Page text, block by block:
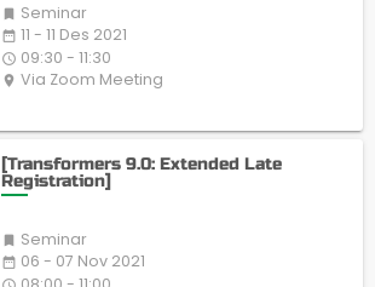
 Seminar
date_range 11 - 11 Des 2021
access_time 09:30 - 11:30
place Via Zoom Meeting
[Transformers 9.0: Extended Late
Registration]
 Seminar
date_range 06 - 07 Nov 2021